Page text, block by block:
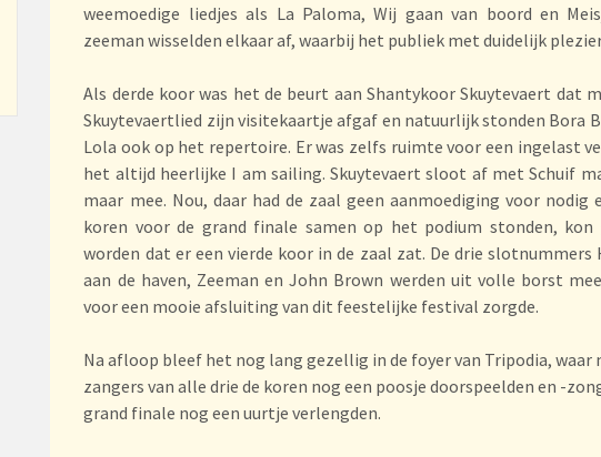
weemoedige liedjes als La Paloma, Wij gaan van boord en
zeeman wisselden elkaar af, waarbij het publiek met duidelijk
Als derde koor was het de beurt aan Shantykoor Skuytevaert dat
Skuytevaertlied zijn visitekaartje afgaf en natuurlijk stonden Bora
Lola ook op het repertoire. Er was zelfs ruimte voor een ingelast
het altijd heerlijke I am sailing. Skuytevaert sloot af met Schuif
maar mee. Nou, daar had de zaal geen aanmoediging voor nodig
koren voor de grand finale samen op het podium stonden, kon
worden dat er een vierde koor in de zaal zat. De drie slotnummers
aan de haven, Zeeman en John Brown werden uit volle borst
voor een mooie afsluiting van dit feestelijke festival zorgde.
Na afloop bleef het nog lang gezellig in de foyer van Tripodia, waar
zangers van alle drie de koren nog een poosje doorspeelden en -
grand finale nog een uurtje verlengden.